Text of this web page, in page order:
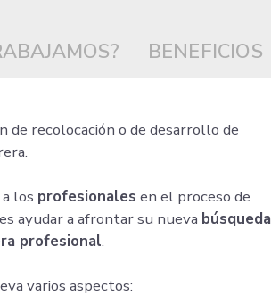
BENEFICIOS
de recolocación o de desarrollo de
los profesionales en el proceso de
ayudar a afrontar su nueva búsqueda
profesional.
varios aspectos: